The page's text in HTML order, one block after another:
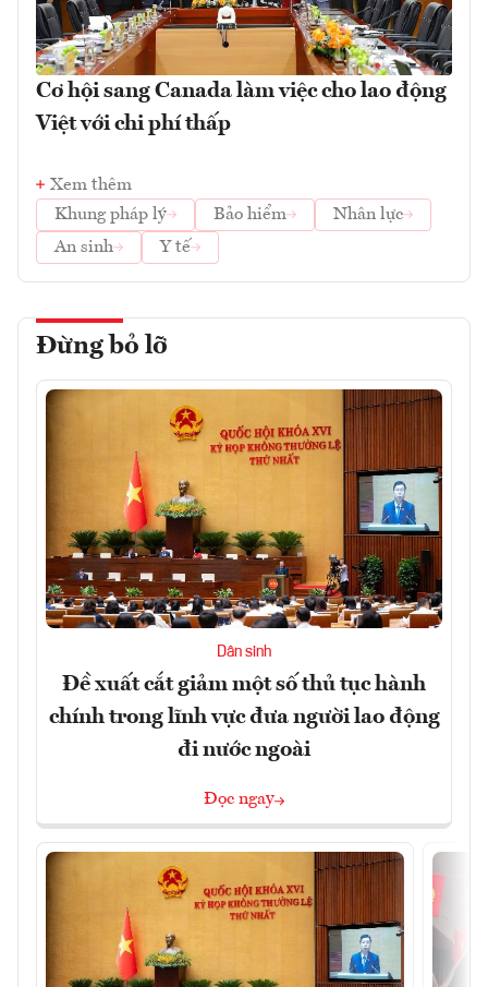
Cơ hội sang Canada làm việc cho lao động
Việt với chi phí thấp
Xem thêm
Khung pháp lý
Bảo hiểm
Nhân lực
An sinh
Y tế
Đừng bỏ lỡ
Dân sinh
Đề xuất cắt giảm một số thủ tục hành
chính trong lĩnh vực đưa người lao động
đi nước ngoài
Đọc ngay